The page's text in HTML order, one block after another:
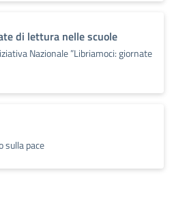
di lettura nelle scuole
Nazionale ”Libriamoci: giornate
sulla pace